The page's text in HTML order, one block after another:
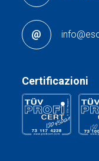
Certificazioni